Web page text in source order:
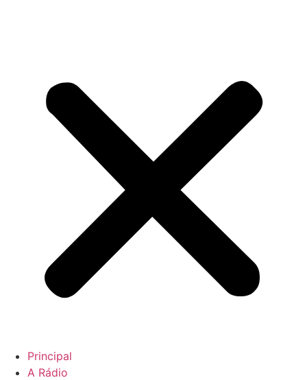
Principal
A Rádio